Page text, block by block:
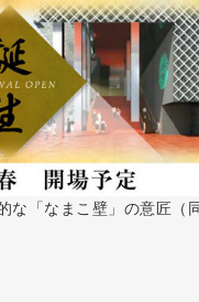
な「なまこ壁」の意匠（